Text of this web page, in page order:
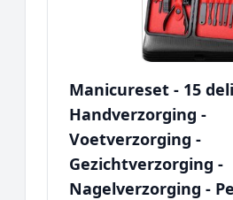
Manicureset - 15
Handverzorging -
Voetverzorging -
Gezichtverzorging -
Nagelverzorging -